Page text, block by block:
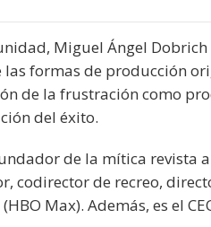
Miguel Ángel
las formas de producción
de la frustración como
del éxito.
de la mítica revista
codirector de recreo,
Max). Además, es el